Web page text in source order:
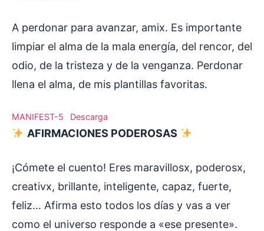
A perdonar para avanzar, amix. Es importante
limpiar el alma de la mala energía, del rencor, del
odio, de la tristeza y de la venganza. Perdonar
llena el alma, de mis plantillas favoritas.
MANIFEST-5 Descarga
AFIRMACIONES PODEROSAS
¡Cómete el cuento! Eres maravillosx, poderosx,
creativx, brillante, inteligente, capaz, fuerte,
feliz… Afirma esto todos los días y vas a ver
como el universo responde a «ese presente».